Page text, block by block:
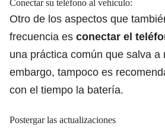
Conectar su teléfono al vehículo:
Otro de los aspectos que
frecuencia es conectar el
una práctica común que salva a
embargo, tampoco es
con el tiempo la batería.
Postergar las actualizaciones